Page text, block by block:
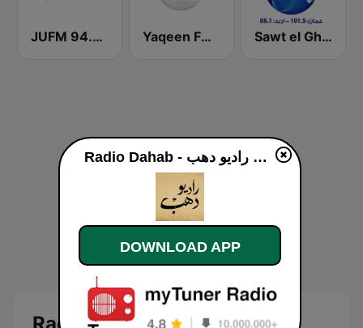
JUFM 94.9 (إذاعة الجامعة الأردنية) Yaqeen FM 103.7 (يقين) Sawt el Ghad (صوت الغد)
Radio Dahab - راديو دهب online
DOWNLOAD APP